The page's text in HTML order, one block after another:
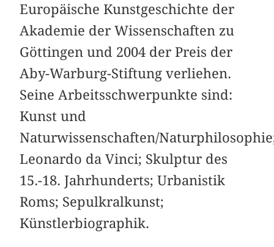
Europäische Kunstgeschichte der
Akademie der Wissenschaften zu
Göttingen und 2004 der Preis der
Aby-Warburg-Stiftung verliehen.
Seine Arbeitsschwerpunkte sind:
Kunst und
Naturwissenschaften/
Leonardo da Vinci; Skulptur des
15.-18. Jahrhunderts; Urbanistik
Roms; Sepulkralkunst;
Künstlerbiographik.